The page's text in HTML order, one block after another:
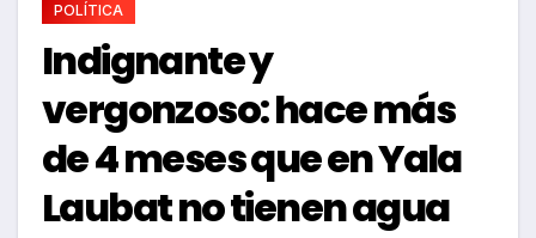
POLÍTICA
Indignante y
vergonzoso: hace más
de 4 meses que en Yala
Laubat no tienen agua